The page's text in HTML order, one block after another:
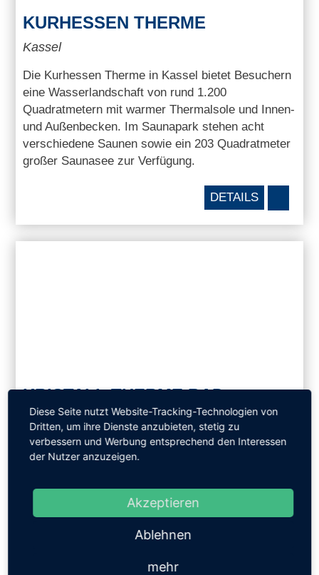
KURHESSEN THERME
Kassel
Die Kurhessen Therme in Kassel bietet Besuchern
eine Wasserlandschaft von rund 1.200
Quadratmetern mit warmer Thermalsole und Innen-
und Außenbecken. Im Saunapark stehen acht
verschiedene Saunen sowie ein 203 Quadratmeter
großer Saunasee zur Verfügung.
DETAILS
KRISTALL THERME BAD
KLOSTERLAUSNITZ
Bad Klosterlausnitz
sich über rund 7.000 Quadratmeter. Die Innen- und
Außenbecken sind mit Thermalsole befüllt,
zusätzlich gibt es ein Natronbad. Der Saunapark
Diese Seite nutzt Website-Tracking-Technologien von
Dritten, um ihre Dienste anzubieten, stetig zu
verbessern und Werbung entsprechend den Interessen
der Nutzer anzuzeigen.
Akzeptieren
Ablehnen
mehr